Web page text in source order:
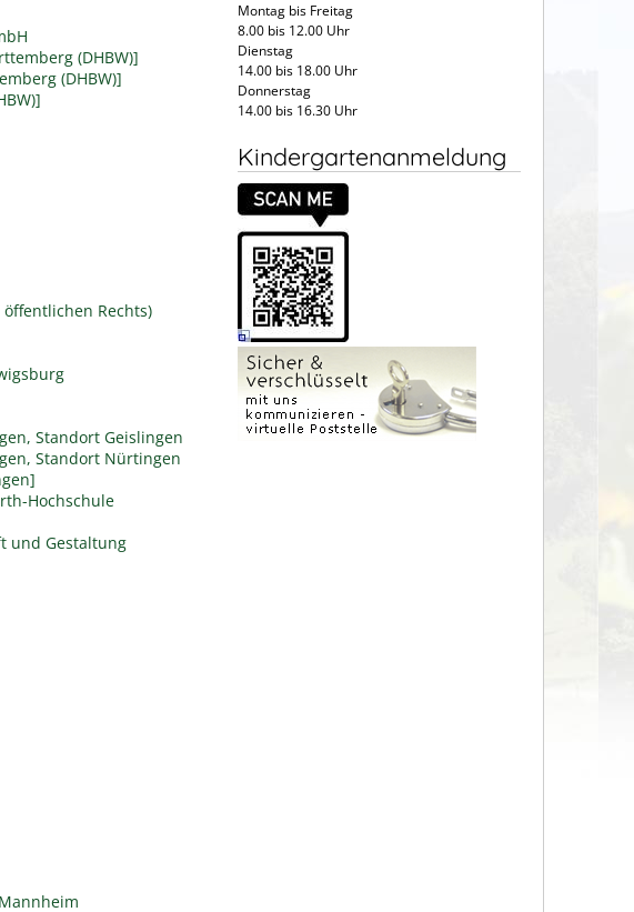
(DHBW)]
(DHBW)]
Rechts)
Standort Geislingen
Standort Nürtingen
Hochschule
und Gestaltung
Montag bis Freitag
8.00 bis 12.00 Uhr
Dienstag
14.00 bis 18.00 Uhr
Donnerstag
14.00 bis 16.30 Uhr
Kindergartenanmeldung